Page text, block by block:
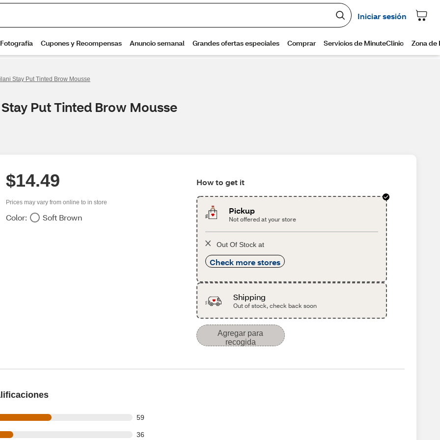
Stay Put Tinted Brow Mousse
Put Tinted Brow Mousse
$14.49
Prices may vary from online to in store
Color: Soft Brown
How to get it
Pickup
Not offered at your store
Out Of Stock at
Check more stores
Shipping
Out of stock, check back soon
Agregar para
recogida
59
of 108 reviews
36
of 108 reviews